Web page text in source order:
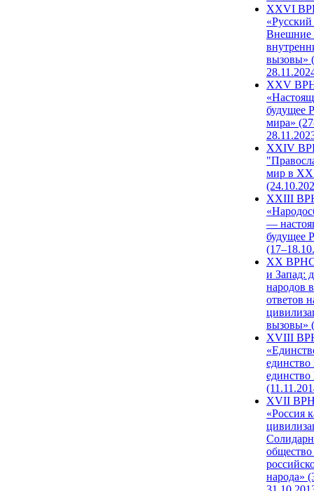
XXVI
Внешние
вызовы»
XXV
будущее
мира»
XXIV
мир в
XXIII
—
будущее
XX ВРНС
и Запад:
народов
ответов
вызовы»
XVIII
единство
единство
XVII
«Россия
народа»